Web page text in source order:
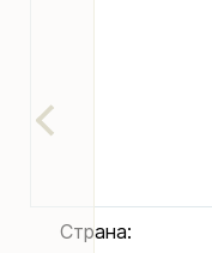
Страна: